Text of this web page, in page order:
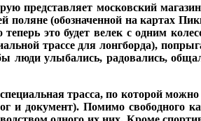
представляет московский
поляне (обозначенной на картах
теперь это будет велек с одним
трассе для лонгборда),
люди улыбались, радовались,
трасса, по которой
и документ). Помимо свободного